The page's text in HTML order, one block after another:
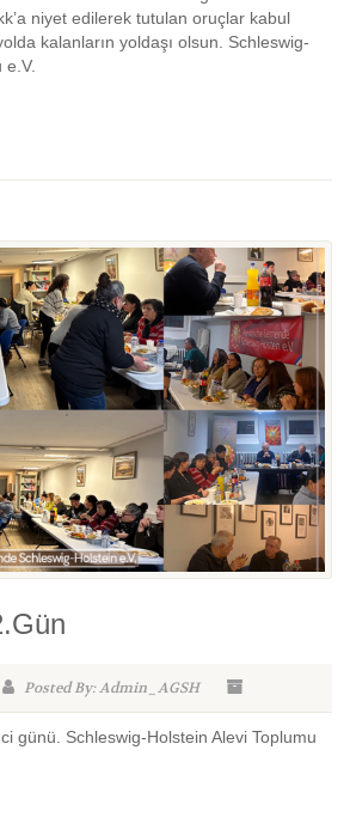
niyet edilerek tutulan oruçlar kabul
kalanların yoldaşı olsun. Schleswig-
e.V.
Posted By: Admin_AGSH
günü. Schleswig-Holstein Alevi Toplumu